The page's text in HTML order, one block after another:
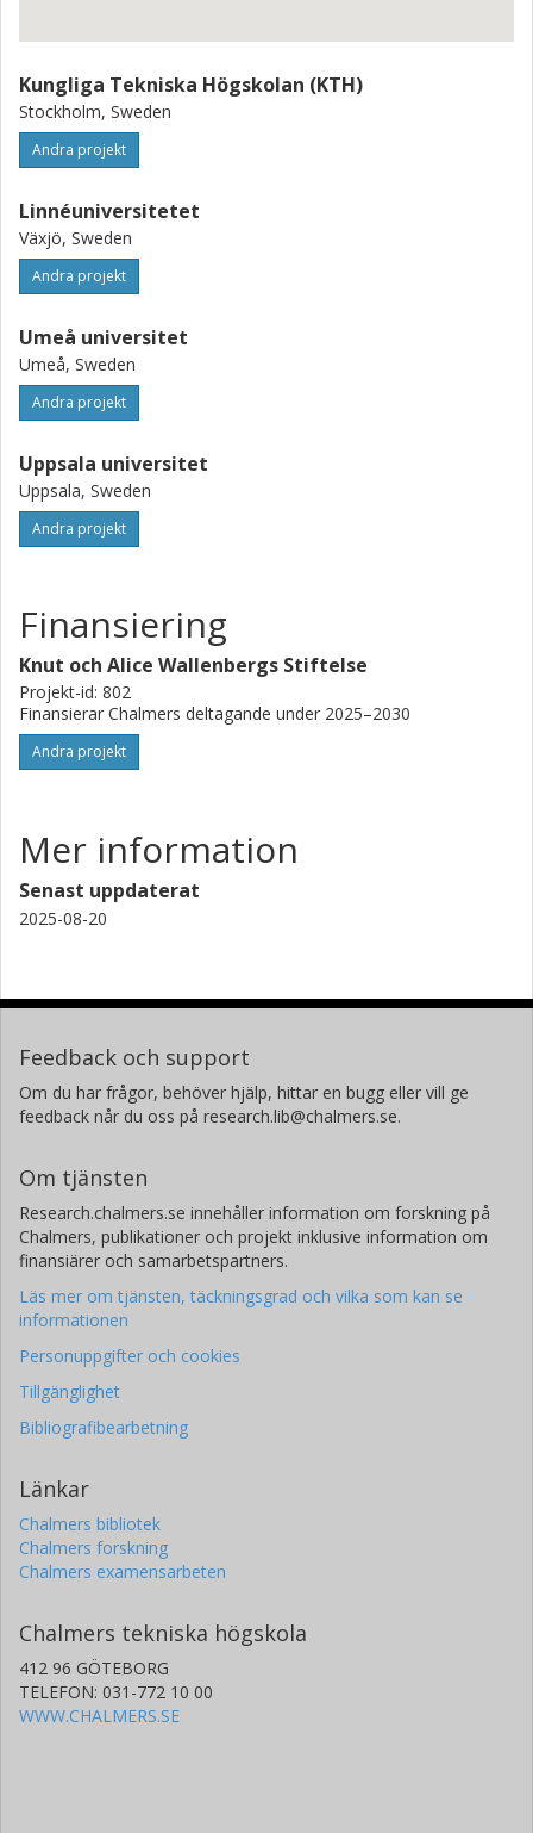
Kungliga Tekniska Högskolan (KTH)
Stockholm, Sweden
Andra projekt
Linnéuniversitetet
Växjö, Sweden
Andra projekt
Umeå universitet
Umeå, Sweden
Andra projekt
Uppsala universitet
Uppsala, Sweden
Andra projekt
Finansiering
Knut och Alice Wallenbergs Stiftelse
Projekt-id: 802
Finansierar Chalmers deltagande under 2025–2030
Andra projekt
Mer information
Senast uppdaterat
2025-08-20
Feedback och support
Om du har frågor, behöver hjälp, hittar en bugg eller vill ge
feedback når du oss på research.lib@chalmers.se.
Om tjänsten
Research.chalmers.se innehåller information om forskning på
Chalmers, publikationer och projekt inklusive information om
finansiärer och samarbetspartners.
Läs mer om tjänsten, täckningsgrad och vilka som kan se
informationen
Personuppgifter och cookies
Tillgänglighet
Bibliografibearbetning
Länkar
Chalmers bibliotek
Chalmers forskning
Chalmers examensarbeten
Chalmers tekniska högskola
412 96 GÖTEBORG
TELEFON: 031-772 10 00
WWW.CHALMERS.SE